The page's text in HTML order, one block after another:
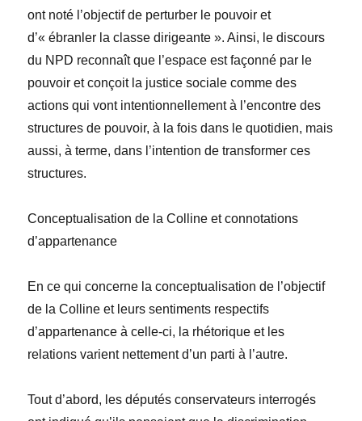
ont noté l’objectif de perturber le pouvoir et
d’« ébranler la classe dirigeante ». Ainsi, le discours
du NPD reconnaît que l ’espace est façonné par le
pouvoir et conçoit la justice sociale comme des
actions qui vont intentionnellement à l’encontre des
structures de pouvoir, à la fois dans le quotidien, mais
aussi, à terme, dans l’intention de transformer ces
structures.
Conceptualisation de la Colline et connotations
d’appartenance
En ce qui concerne la conceptualisation de l’objectif
de la Colline et leurs sentiments respectifs
d’appartenance à celle-ci, la rhétorique et les
relations varient nettement d’un parti à l’autre.
Tout d’abord, les députés conservateurs interrogés